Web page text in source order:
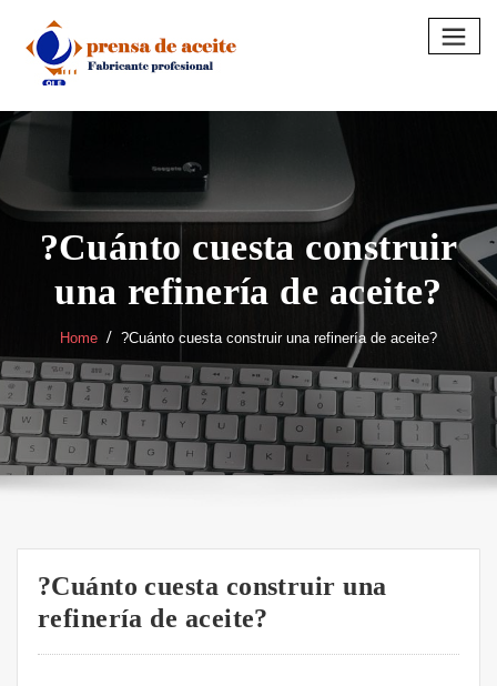
content
?Cuánto cuesta construir
una refinería de aceite?
Home ?Cuánto cuesta construir una refinería de aceite?
?Cuánto cuesta construir una
refinería de aceite?